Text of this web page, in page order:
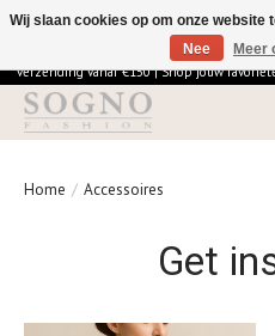
Ontdek de elegantie van SOGNO Fashion
verzending vanaf €150 | Shop jouw
Home / Accessoires
Get
Wij slaan cookies op om onze website
Nee
Meer